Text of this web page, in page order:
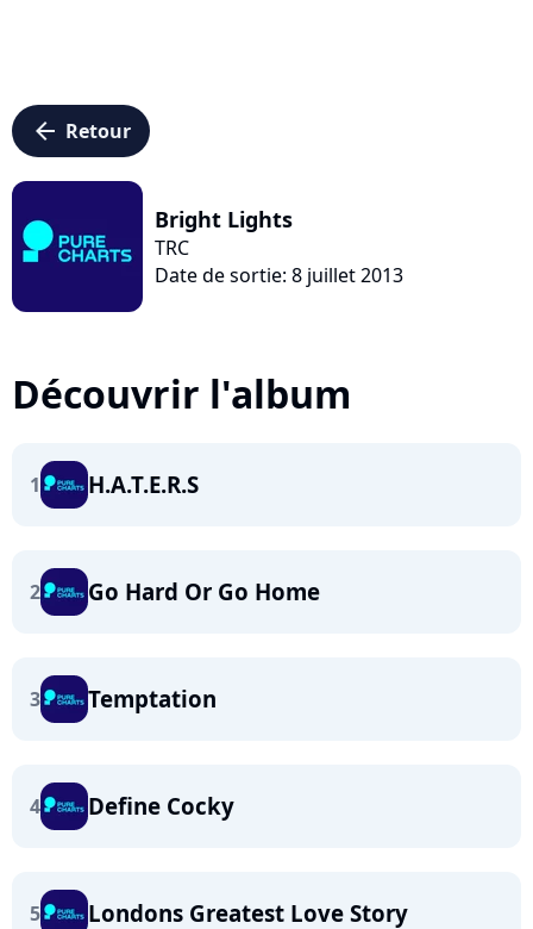
arrow_left Retour
Bright Lights
TRC
Date de sortie: 8 juillet 2013
Découvrir l'album
1 H.A.T.E.R.S
2 Go Hard Or Go Home
3 Temptation
4 Define Cocky
5 Londons Greatest Love Story